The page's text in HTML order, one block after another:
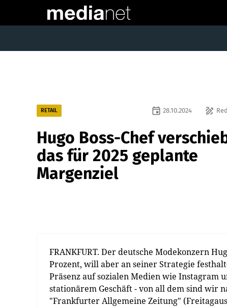
RETAIL draw
event 28.10.2024
Hugo Boss-Chef
das für 2025 geplante
Margenziel
FRANKFURT. Der deutsche Modekonzern
Prozent, will aber an seiner Strategie
Präsenz auf sozialen Medien wie Instagram
stationärem Geschäft - von all dem sind wir
"Frankfurter Allgemeine Zeitung"